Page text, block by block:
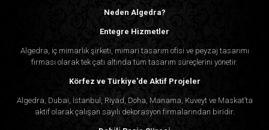
Neden Algedra?
Entegre Hizmetler
Algedra, iç mimarlık şirketi, mimari tasarım ofisi ve peyzaj tasarımı
firması olarak tek çatı altında tüm tasarım süreçlerini yönetir.
Körfez ve Türkiye'de Aktif Projeler
Algedra, Dubai, İstanbul, Riyad, Doha, Manama, Kuveyt ve Maskat’ta
aktif olarak çalışan sayılı dekorasyon firmalarından biridir.